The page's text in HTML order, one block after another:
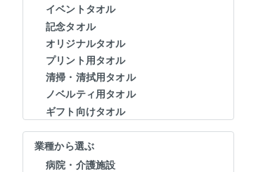
イベントタオル
記念タオル
オリジナルタオル
プリント用タオル
清掃・清拭用タオル
ノベルティ用タオル
ギフト向けタオル
業種から選ぶ
病院・介護施設